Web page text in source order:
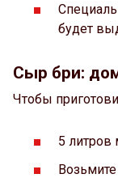
будет
Сыр бри:
Чтобы
5 литров